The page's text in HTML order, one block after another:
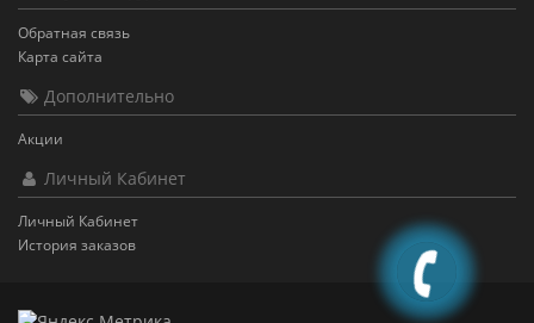
Обратная связь
Карта сайта
Дополнительно
Акции
Личный Кабинет
Личный Кабинет
История заказов